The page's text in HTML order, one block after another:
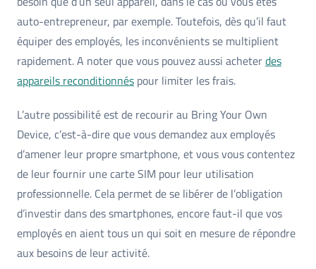
auto-entrepreneur, par exemple. Toutefois, dès qu’il faut
équiper des employés, les inconvénients se multiplient
rapidement. A noter que vous pouvez aussi acheterdes
appareils reconditionnés pour limiter les frais.
L’autre possibilité est de recourir au Bring Your Own
Device, c’est-à-dire que vous demandez aux employés
d’amener leur propre smartphone, et vous vous contentez
de leur fournir une carte SIM pour leur utilisation
professionnelle. Cela permet de se libérer de l’obligation
d’investir dans des smartphones, encore faut-il que vos
employés en aient tous un qui soit en mesure de répondre
aux besoins de leur activité.